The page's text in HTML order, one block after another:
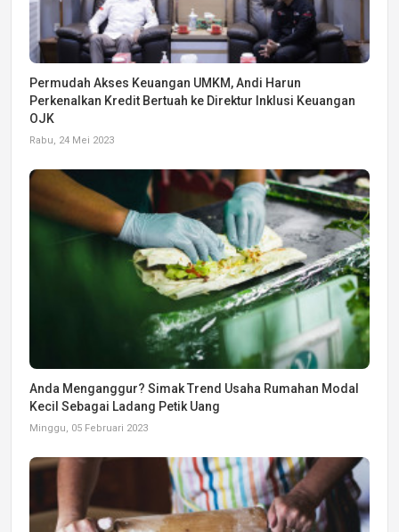
Permudah Akses Keuangan UMKM, Andi Harun
Perkenalkan Kredit Bertuah ke Direktur Inklusi Keuangan
OJK
Rabu, 24 Mei 2023
Anda Menganggur? Simak Trend Usaha Rumahan Modal
Kecil Sebagai Ladang Petik Uang
Minggu, 05 Februari 2023